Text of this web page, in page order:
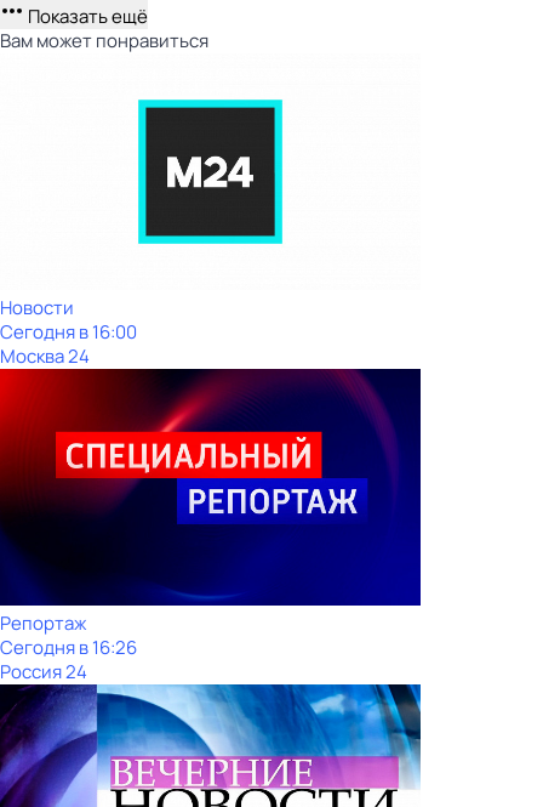
Показать ещё
Вам может понравиться
Новости
Сегодня в 16:00
Москва 24
Репортаж
Сегодня в 16:26
Россия 24